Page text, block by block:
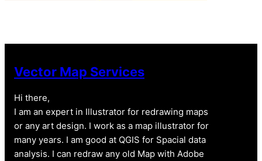
Vector Map Services
Hi there,
I am an expert in Illustrator for redrawing maps
or any art design. I work as a map illustrator for
many years. I am good at QGIS for Spacial data
analysis. I can redraw any old Map with Adobe